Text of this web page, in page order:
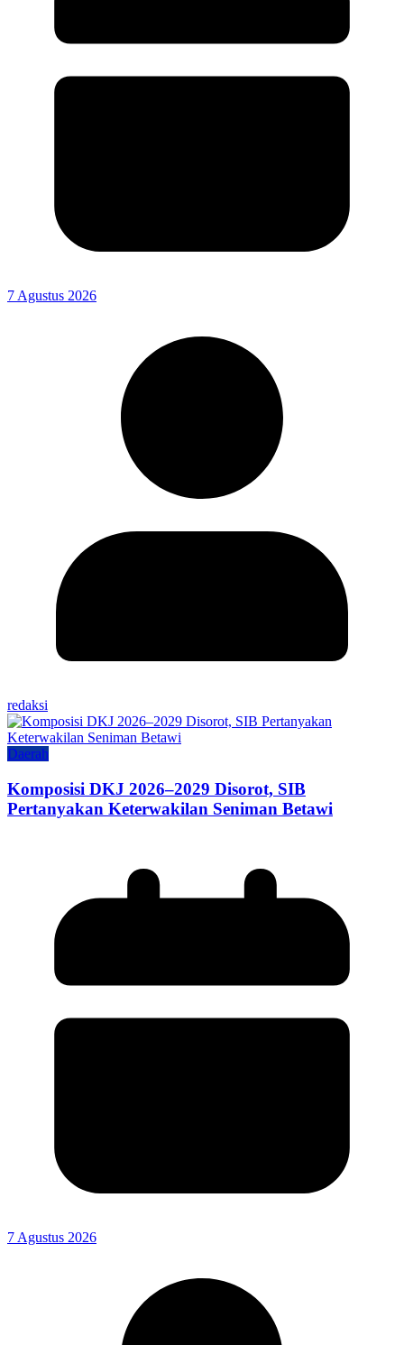
7 Agustus 2026
redaksi
Daerah
Komposisi DKJ 2026–2029 Disorot, SIB
Pertanyakan Keterwakilan Seniman Betawi
7 Agustus 2026